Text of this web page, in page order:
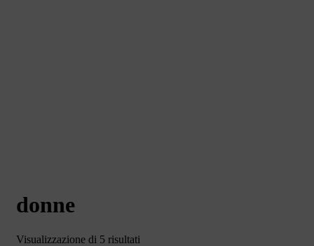
donne
Visualizzazione di 5 risultati